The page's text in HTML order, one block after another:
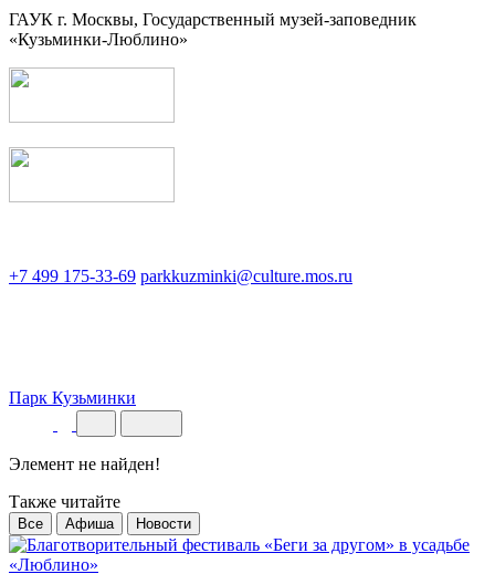
ГАУК г. Москвы, Государственный музей-заповедник
«Кузьминки-Люблино»
+7 499 175-33-69 parkkuzminki@culture.mos.ru
Парк Кузьминки
Элемент не найден!
Также читайте
Все Афиша Новости